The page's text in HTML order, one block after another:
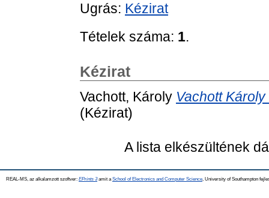
Ugrás: Kézirat
Tételek száma: 1.
Kézirat
Vachott, Károly Vachott
(Kézirat)
A lista elkészültének
REAL-MS, az alkalamzott szoftver: EPrints 3amit a School of Electronics and Computer Science , University of Southampton